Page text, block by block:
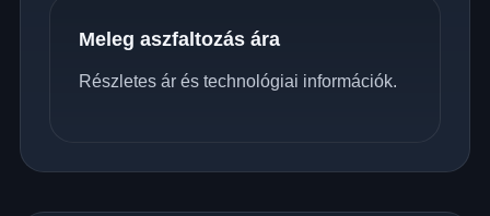
Meleg aszfaltozás ára
Részletes ár és technológiai információk.